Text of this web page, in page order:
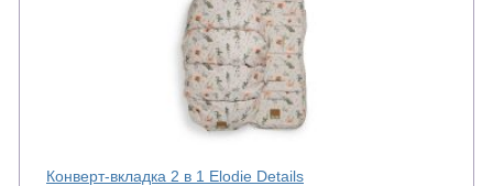
Конверт-вкладка 2 в 1 Elodie Details